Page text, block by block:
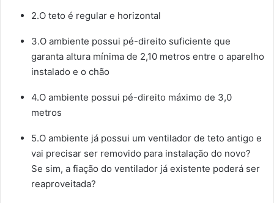
2.O teto é regular e horizontal
3.O ambiente possui pé-direito suficiente que
garanta altura mínima de 2,10 metros entre o aparelho
instalado e o chão
4.O ambiente possui pé-direito máximo de 3,0
metros
5.O ambiente já possui um ventilador de teto antigo e
vai precisar ser removido para instalação do novo?
Se sim, a fiação do ventilador já existente poderá ser
reaproveitada?